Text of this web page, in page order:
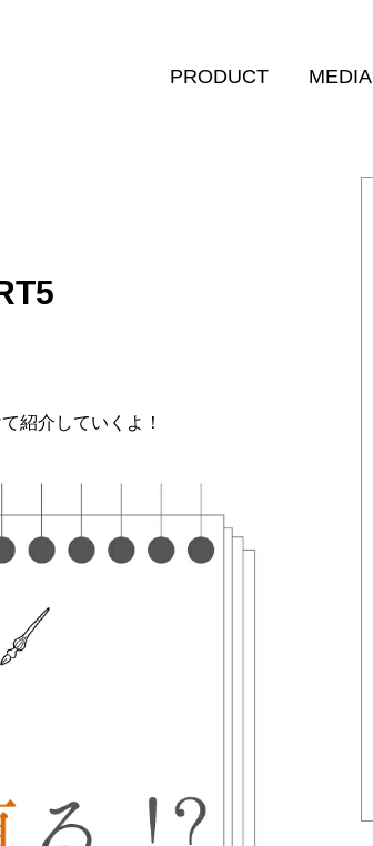
PRODUCT
イッシ ザ ヘアキープオイル UVモイスト
MEDIA
紹介していくよ！